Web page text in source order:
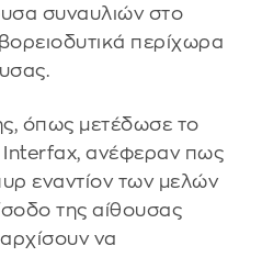
συναυλιών στο
περίχωρα
όπως μετέδωσε το
Interfax, ανέφεραν πως
εναντίον των μελών
της αίθουσας
να